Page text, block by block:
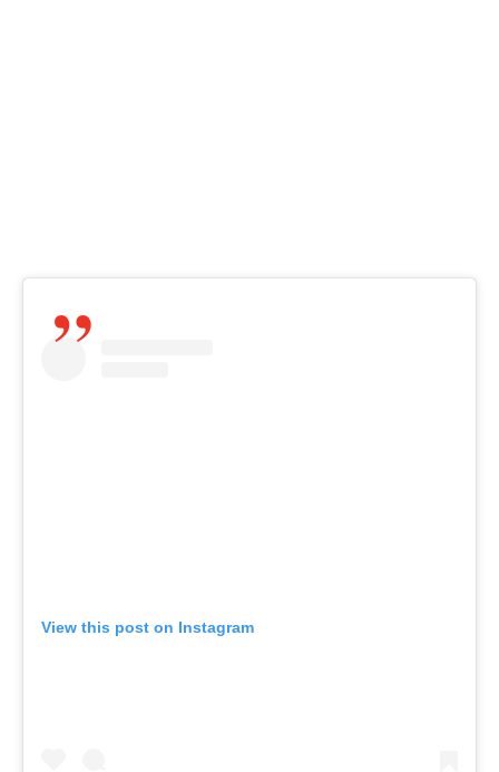
View this post on Instagram